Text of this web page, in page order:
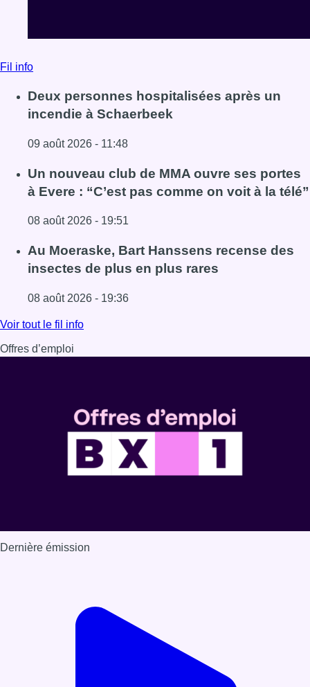
Fil info
Deux personnes hospitalisées après un
incendie à Schaerbeek
09 août 2026 - 11:48
Lire l'article Deux personnes hospitalisées après un
Un nouveau club de MMA ouvre ses portes
à Evere : “C’est pas comme on voit à la télé”
08 août 2026 - 19:51
Lire l'article Un nouveau club de MMA ouvre ses portes à
Au Moeraske, Bart Hanssens recense des
insectes de plus en plus rares
08 août 2026 - 19:36
Lire l'article Au Moeraske, Bart Hanssens recense des
Voir tout le fil info
Offres d’emploi
Dernière émission